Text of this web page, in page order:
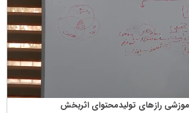
رازهای تولیدمحتوای اثربخش